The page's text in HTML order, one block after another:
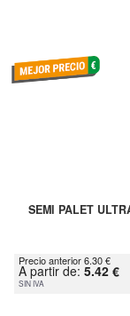
SEMI PALET
Precio anterior 6.30 €
A partir de: 5.42 €
SIN IVA